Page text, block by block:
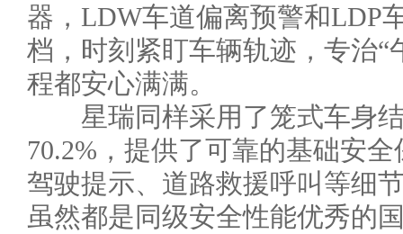
器，LDW车道偏离预警和LDP
档，时刻紧盯车辆轨迹，专治“
程都安心满满。
星瑞同样采用了笼式车身结
70.2%，提供了可靠的基础安
驾驶提示、道路救援呼叫等细
虽然都是同级安全性能优秀的